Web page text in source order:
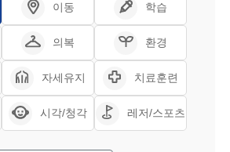
이동 학습
의복 환경
자세유지 치료훈련
시각/청각 레저/스포츠